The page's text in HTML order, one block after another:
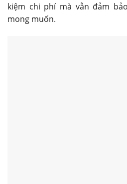
kiệm chi phí mà vẫn đảm
mong muốn.